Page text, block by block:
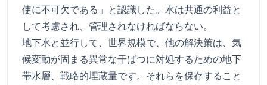
使に不可欠である」と認識した。水は共通の利益と
して考慮され、管理されなければならない。
地下水と並行して、世界規模で、他の解決策は、気
候変動が固まる異常な干ばつに対処するための地下
帯水層、戦略的埋蔵量です。それらを保存すること